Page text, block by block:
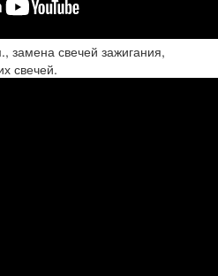
замена свечей зажигания,
свечей.